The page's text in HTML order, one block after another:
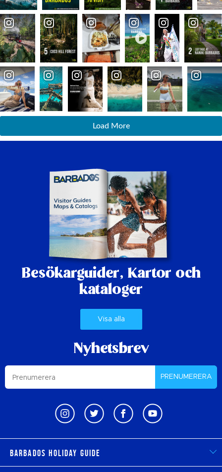
Load More
Besökarguider, Kartor och
kataloger
Visa alla
Nyhetsbrev
PRENUMERERA
Barbados Holiday Guide